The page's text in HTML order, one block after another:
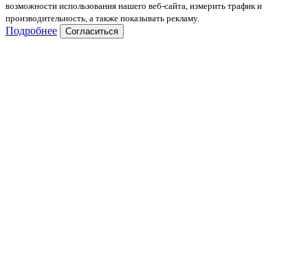
возможности использования нашего веб-сайта, измерить трафик и
производительность, а также показывать рекламу.
Подробнее Согласиться